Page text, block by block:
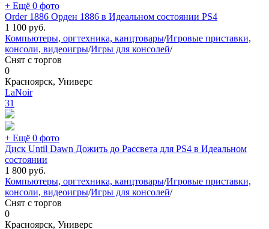
+ Ещё 0 фото
Order 1886 Орден 1886 в Идеальном состоянии PS4
1 100 руб.
Компьютеры, оргтехника, канцтовары/Игровые приставки,
консоли, видеоигры/Игры для консолей/
Снят с торгов
0
Красноярск, Универс
LaNoir
31
+ Ещё 0 фото
Диск Until Dawn Дожить до Рассвета для PS4 в Идеальном
состоянии
1 800 руб.
Компьютеры, оргтехника, канцтовары/Игровые приставки,
консоли, видеоигры/Игры для консолей/
Снят с торгов
0
Красноярск, Универс